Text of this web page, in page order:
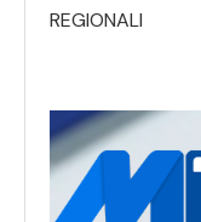
REGIONALI